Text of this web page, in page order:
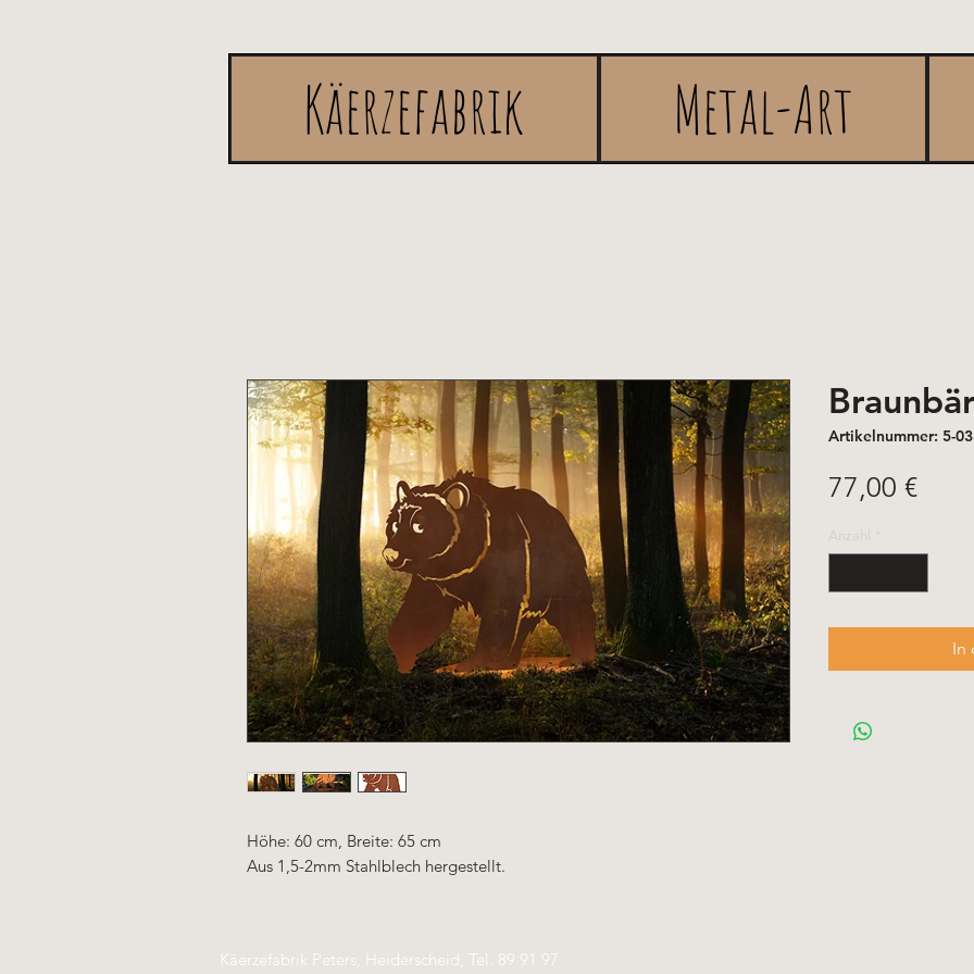
Käerzefabrik Metal-Art
Höhe: 60 cm, Breite: 65 cm
Aus 1,5-2mm Stahlblech hergestellt.
Artikelnummer: 5-
77,00 €Preis
Anzahl
In
Käerzefabrik Peters, Heiderscheid, Tel. 89 91 97